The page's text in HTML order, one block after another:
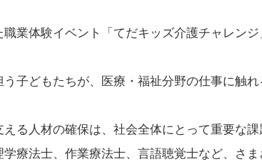
業体験イベント「てだキッズ介護チャレンジ
子どもたちが、医療・福祉分野の仕事に触
る人材の確保は、社会全体にとって重要な課
学療法士、作業療法士、言語聴覚士など、さ